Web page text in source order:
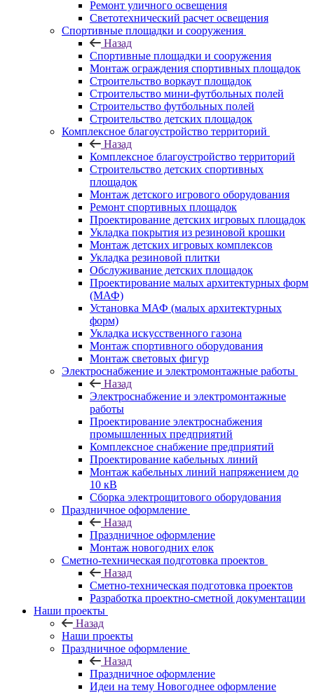
Ремонт уличного освещения
Светотехнический расчет освещения
Спортивные площадки и сооружения
Назад
Спортивные площадки и сооружения
Монтаж ограждения спортивных площадок
Строительство воркаут площадок
Строительство мини-футбольных полей
Строительство футбольных полей
Строительство детских площадок
Комплексное благоустройство территорий
Назад
Комплексное благоустройство территорий
Строительство детских спортивных
площадок
Монтаж детского игрового оборудования
Ремонт спортивных площадок
Проектирование детских игровых площадок
Укладка покрытия из резиновой крошки
Монтаж детских игровых комплексов
Укладка резиновой плитки
Обслуживание детских площадок
Проектирование малых архитектурных форм
(МАФ)
Установка МАФ (малых архитектурных
форм)
Укладка искусственного газона
Монтаж спортивного оборудования
Монтаж световых фигур
Электроснабжение и электромонтажные работы
Назад
Электроснабжение и электромонтажные
работы
Проектирование электроснабжения
промышленных предприятий
Комплексное снабжение предприятий
Проектирование кабельных линий
Монтаж кабельных линий напряжением до
10 кВ
Сборка электрощитового оборудования
Праздничное оформление
Назад
Праздничное оформление
Монтаж новогодних елок
Сметно-техническая подготовка проектов
Назад
Сметно-техническая подготовка проектов
Разработка проектно-сметной документации
Наши проекты
Назад
Наши проекты
Праздничное оформление
Назад
Праздничное оформление
Идеи на тему Новогоднее оформление